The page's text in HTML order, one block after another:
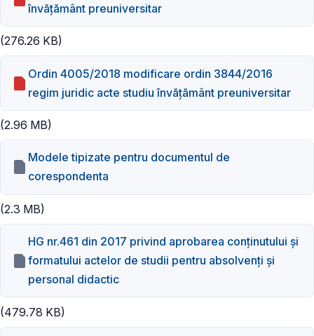
învățământ preuniversitar
(276.26 KB)
Ordin 4005/2018 modificare ordin 3844/2016
regim juridic acte studiu învățământ preuniversitar
(2.96 MB)
Modele tipizate pentru documentul de
corespondenta
(2.3 MB)
HG nr.461 din 2017 privind aprobarea conţinutului şi
formatului actelor de studii pentru absolvenţi şi
personal didactic
(479.78 KB)